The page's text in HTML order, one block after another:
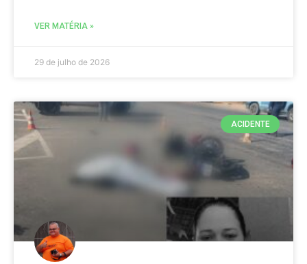
VER MATÉRIA »
29 de julho de 2026
ACIDENTE